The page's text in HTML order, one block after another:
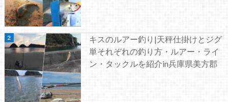
キスのルアー釣り|天秤仕掛けとジグ
単それぞれの釣り方・ルアー・ライ
ン・タックルを紹介in兵庫県美方郡